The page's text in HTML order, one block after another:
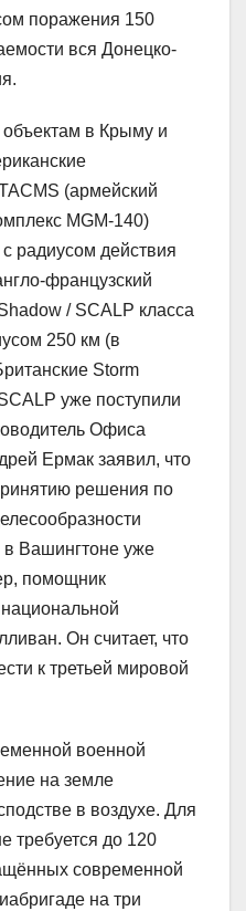
поражения 150
вся Донецко-
в Крыму и
(армейский
MGM-140)
радиусом действия
французский
/ SCALP класса
250 км (в
Storm
уже поступили
Офиса
Ермак заявил, что
решения по
в Вашингтоне уже
помощник
Он считает, что
к третьей мировой
военной
на земле
в воздухе. Для
требуется до 120
современной
на три